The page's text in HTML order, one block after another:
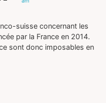
suisse concernant les
par la France en 2014.
sont donc imposables en